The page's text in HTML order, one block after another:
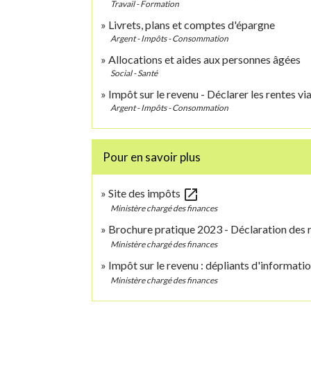
Travail - Formation
Livrets, plans et comptes d'épargne
Argent - Impôts - Consommation
Allocations et aides aux personnes âgées
Social - Santé
Impôt sur le revenu - Déclarer les rentes
Argent - Impôts - Consommation
Pour en savoir plus
Site des impôts open_in_new
Ministère chargé des finances
Brochure pratique 2023 - Déclaration des
Ministère chargé des finances
Impôt sur le revenu : dépliants
Ministère chargé des finances